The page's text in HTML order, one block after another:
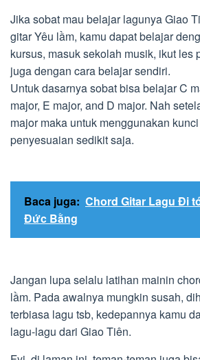
Jika sobat mau belajar lagunya Giao
gitar Yêu lầm, kamu dapat belajar
kursus, masuk sekolah musik, ikut les
juga dengan cara belajar sendiri.
Untuk dasarnya sobat bisa belajar C
major, E major, and D major. Nah
major maka untuk menggunakan
penyesuaian sedikit saja.
Baca juga: Chord Gitar Lagu Đi
Đức Bằng
Jangan lupa selalu latihan mainin
lầm. Pada awalnya mungkin susah,
terbiasa lagu tsb, kedepannya kamu
lagu-lagu dari Giao Tiên.